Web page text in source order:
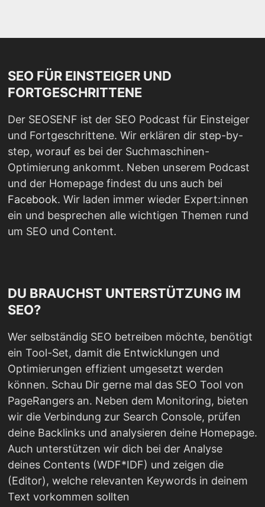
SEO FÜR EINSTEIGER UND
FORTGESCHRITTENE
Der SEOSENF ist der SEO Podcast für Einsteiger
und Fortgeschrittene. Wir erklären dir step-by-
step, worauf es bei der Suchmaschinen-
Optimierung ankommt. Neben unserem Podcast
und der Homepage findest du uns auch bei
Facebook. Wir laden immer wieder Expert:innen
ein und besprechen alle wichtigen Themen rund
um SEO und Content.
DU BRAUCHST UNTERSTÜTZUNG IM
SEO?
Wer selbständig SEO betreiben möchte, benötigt
ein Tool-Set, damit die Entwicklungen und
Optimierungen effizient umgesetzt werden
können. Schau Dir gerne mal das SEO Tool von
PageRangers an. Neben dem Monitoring, bieten
wir die Verbindung zur Search Console, prüfen
deine Backlinks und analysieren deine Homepage.
Auch unterstützen wir dich bei der Analyse
deines Contents (WDF*IDF) und zeigen die
(Editor), welche relevanten Keywords in deinem
Text vorkommen sollten